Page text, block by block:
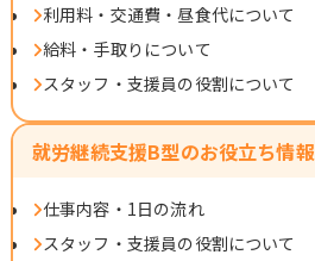
利用料・交通費・昼食代について
給料・手取りについて
スタッフ・支援員の役割について
就労継続支援B型のお役立ち情報
仕事内容・1日の流れ
スタッフ・支援員の役割について